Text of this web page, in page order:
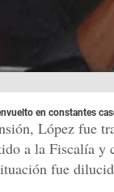
en constantes
López fue
a la Fiscalía y
fue